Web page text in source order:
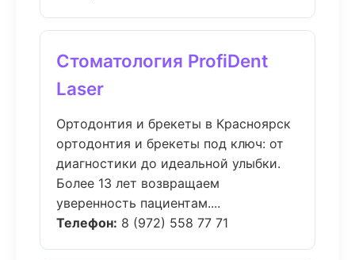
Стоматология ProfiDent
Laser
Ортодонтия и брекеты в Красноярск
ортодонтия и брекеты под ключ: от
диагностики до идеальной улыбки.
Более 13 лет возвращаем
уверенность пациентам....
Телефон: 8 (972) 558 77 71